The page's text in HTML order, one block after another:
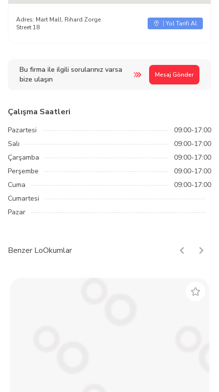
Bu firma ile ilgili sorularınız varsa
bize ulaşın
Mesaj Gönder
Adres: Mart Mall, Rihard Zorge
Street 18
Yol Tarifi Al
Çalışma Saatleri
Pazartesi
09:00-17:00
Salı
09:00-17:00
Çarşamba
09:00-17:00
Perşembe
09:00-17:00
Cuma
09:00-17:00
Cumartesi
Pazar
Benzer LoOkumlar